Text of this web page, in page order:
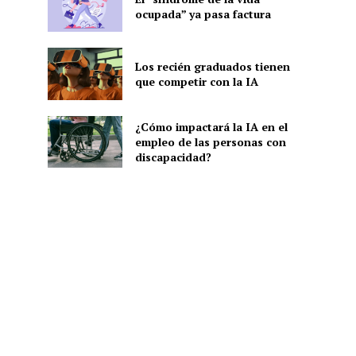
ocupada” ya pasa factura
Los recién graduados tienen
que competir con la IA
¿Cómo impactará la IA en el
empleo de las personas con
discapacidad?